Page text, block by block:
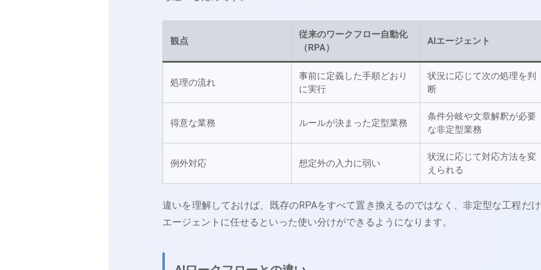
観点
従来のワークフロー自動化
（RPA）
AIエージェント
処理の流れ
事前に定義した手順どおり
に実行
状況に応じて次の処理を判
断
得意な業務 ルールが決まった定型業務
条件分岐や文章解釈が必要
な非定型業務
例外対応 想定外の入力に弱い
状況に応じて対応方法を変
えられる
違いを理解しておけば、既存のRPAをすべて置き換えるのではなく、非定型な工程だ
エージェントに任せるといった使い分けができるようになります。